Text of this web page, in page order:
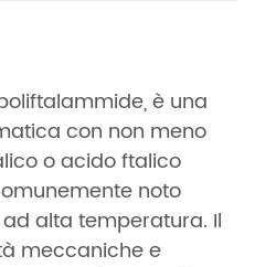
è una
con non meno
o acido ftalico
noto
alta temperatura. Il
meccaniche e